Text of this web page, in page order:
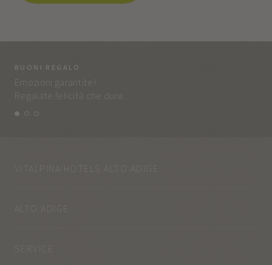
BUONI REGALO
Emozioni garantite!
Regalate felicità che dura.
VITALPINA HOTELS ALTO ADIGE
ALTO ADIGE